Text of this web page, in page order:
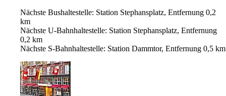
Nächste Bushaltestelle: Station Stephansplatz, Entfernung 0,2
km
Nächste U-Bahnhaltestelle: Station Stephansplatz, Entfernung
0,2 km
Nächste S-Bahnhaltestelle: Station Dammtor, Entfernung 0,5 km